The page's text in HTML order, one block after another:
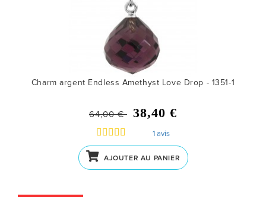
Charm argent Endless Amethyst Love Drop - 1351-1
64,00 € 38,40 €
1 avis
AJOUTER AU PANIER